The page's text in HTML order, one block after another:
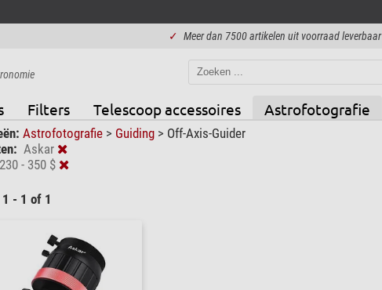
✓ Meer dan 7500 artikelen uit voorraad leverbaar
Filters Telescoop accessoires Astrofotografie
Astrofotografie > Guiding > Off-Axis-Guider
Askar
230 - 350 $
- 1 of 1